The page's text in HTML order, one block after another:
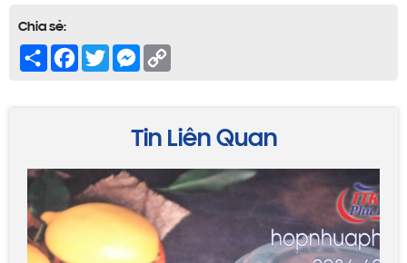
Chia sẻ:
ShareFacebook
TwitterMessenger
Tin Liên Quan